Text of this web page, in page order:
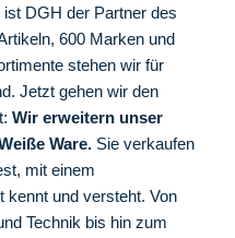
DGH der Partner des
600 Marken und
stehen wir für
Jetzt gehen wir den
Wir erweitern unser
Ware.Sie verkaufen
mit einem
kennt und versteht. Von
Technik bis hin zum